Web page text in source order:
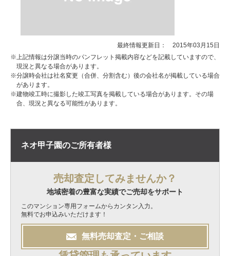
最終情報更新日： 2015年03月15日
※上記情報は分譲当時のパンフレット掲載内容などを記載していますので、
現況と異なる場合があります。
※分譲時会社は社名変更（合併、分割含む）後の会社名が掲載している場合
があります。
※建物竣工時に撮影した竣工写真を掲載している場合があります。その場
合、現況と異なる可能性があります。
ネオ甲子園のご所有者様
売却査定してみませんか？
地域密着の豊富な実績でご売却をサポート
このマンション専用フォームからカンタン入力。
無料でお申込みいただけます！
無料売却査定・ご相談